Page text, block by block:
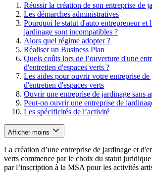
Réussir la création de son entreprise de
Les démarches administratives
Pourquoi le statut d'auto entrepreneur et
jardinage sont incompatibles ?
Alors quel régime adopter ?
Réaliser un Business Plan
Quels coûts lors de l’ouverture d'une
d'entretien d'espaces verts ?
Les aides pour ouvrir votre entreprise de
d'entretien d'espaces verts
Ouvrir une entreprise de jardinage sans
Peut-on ouvrir une entreprise de
Les spécificités de l’activité
Afficher moins
La création d’une entreprise de jardinage et
verts commence par le choix du statut
par l’inscription à la MSA pour les activités